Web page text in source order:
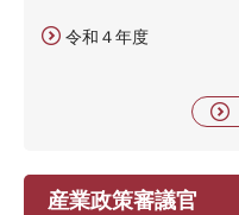
令和４年度
産業政策審議官